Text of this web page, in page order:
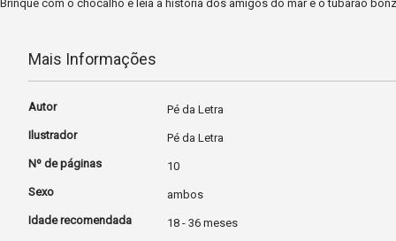
Brinque com o chocalho e leia a história dos amigos do mar e o tubarão
Mais Informações
Mais
Autor
Pé da Letra
Ilustrador
Pé da Letra
Nº de páginas
10
Sexo
ambos
Idade recomendada
18 - 36 meses